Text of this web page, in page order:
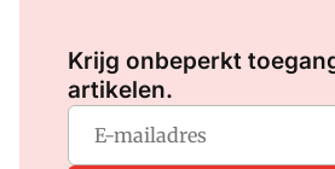
Krijg onbeperkt
artikelen.